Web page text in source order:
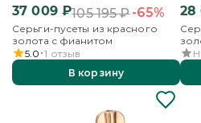
37 009₽105 195₽-65%
Серьги-пусеты из красного
золота с фианитом
5.0 1 отзыв
В корзину
28